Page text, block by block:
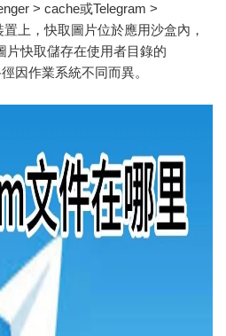
> cache或Telegram >
上，快取圖片位於應用沙盒內，
片快取儲存在使用者目錄的
因作業系統不同而異。